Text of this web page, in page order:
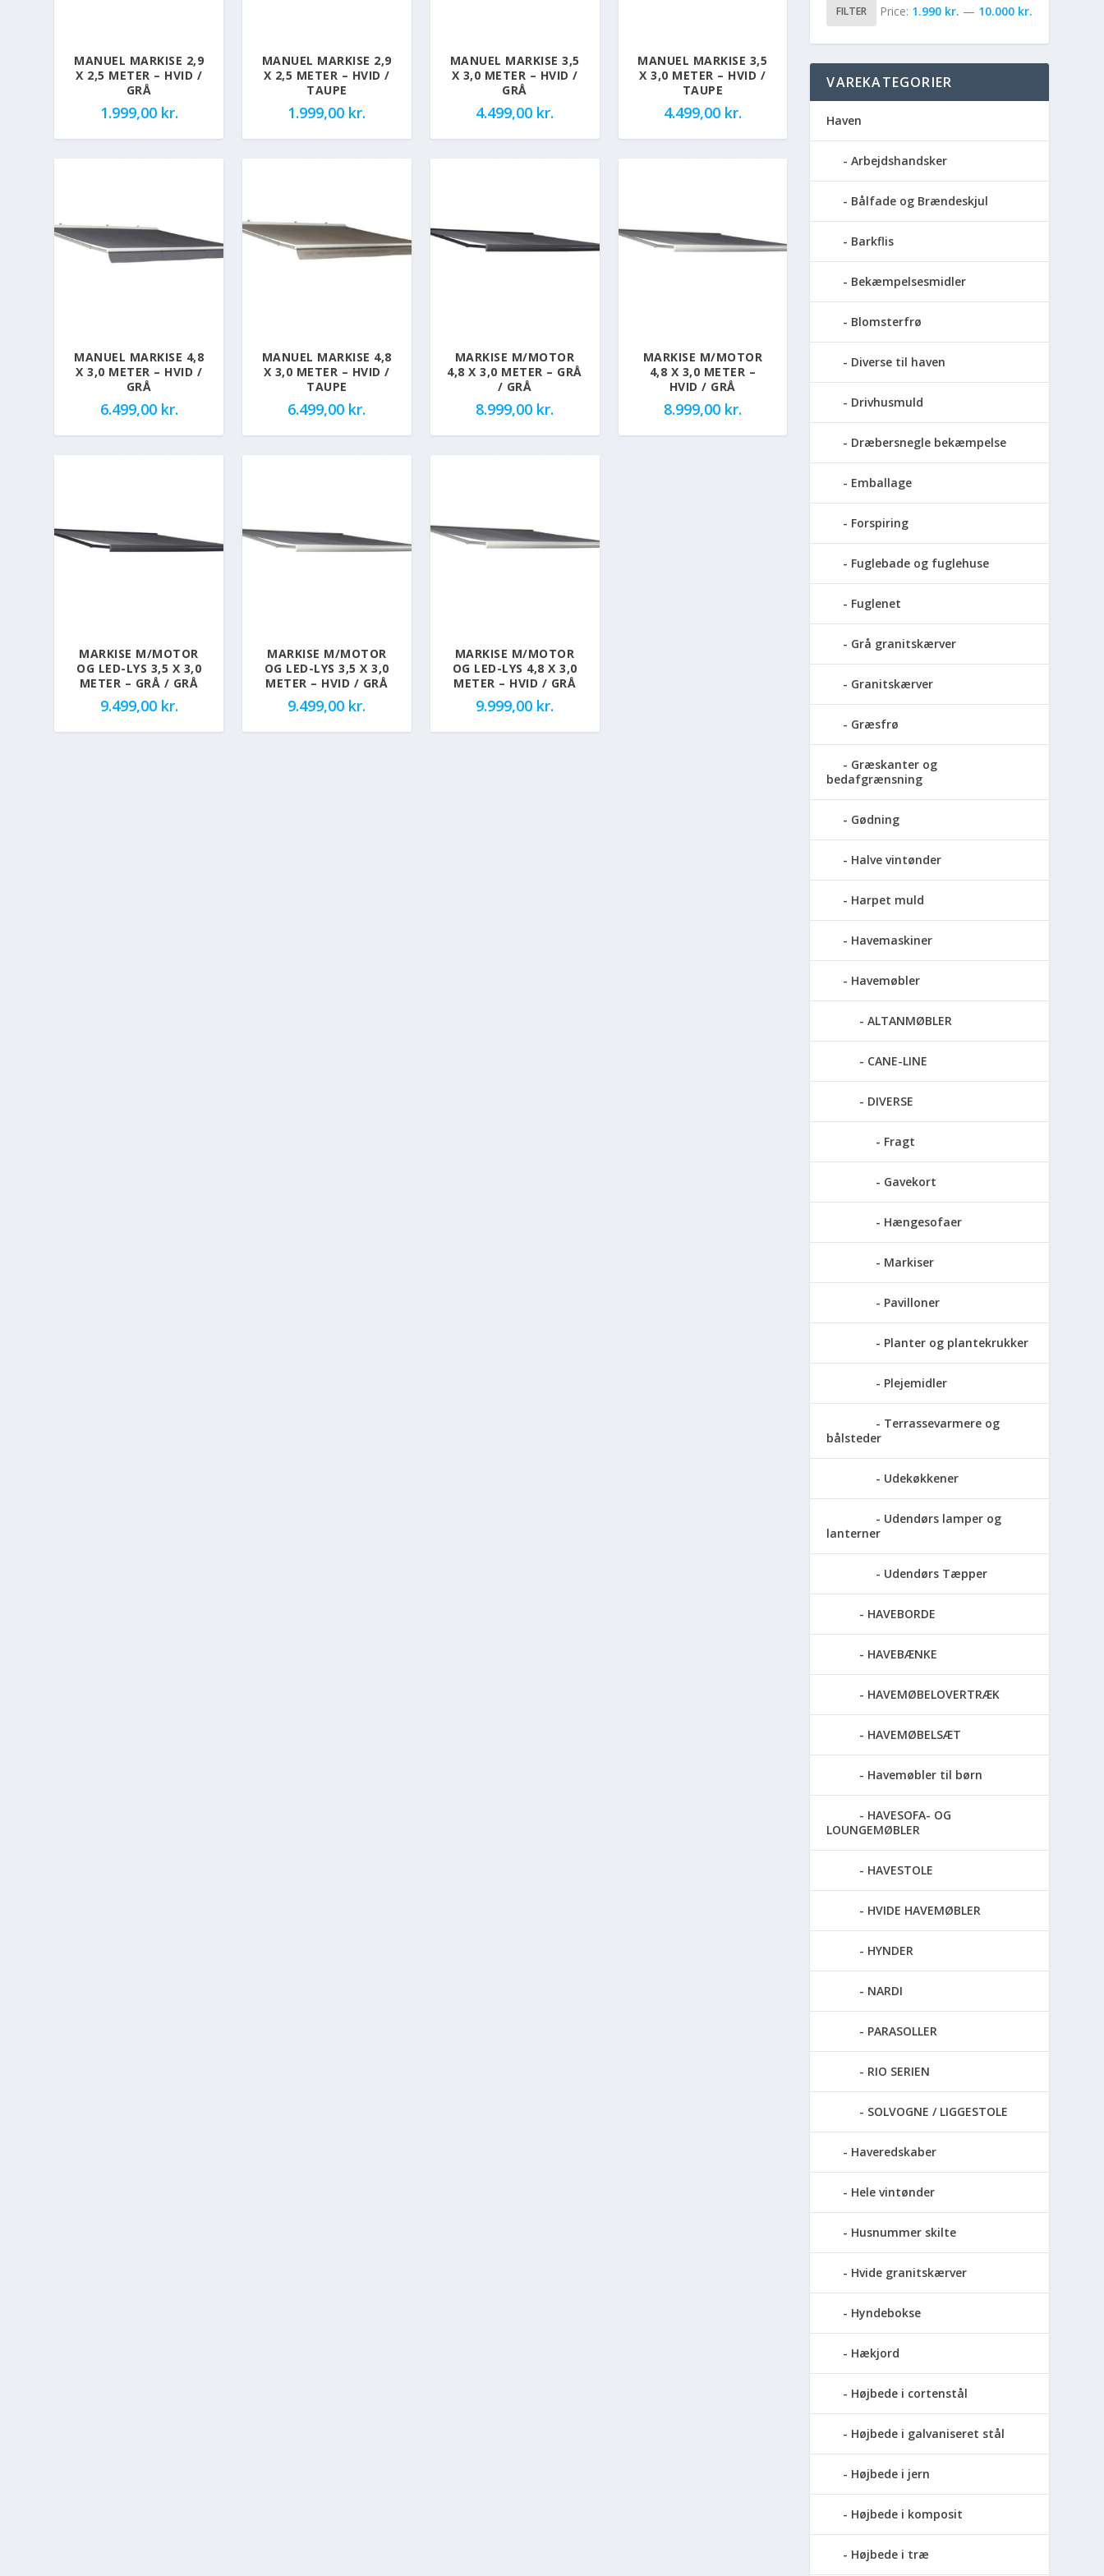
MANUEL MARKISE 2,9
X 2,5 METER – HVID /
GRÅ
1.999,00 kr.
MANUEL MARKISE 2,9
X 2,5 METER – HVID /
TAUPE
1.999,00 kr.
MANUEL MARKISE 3,5
X 3,0 METER – HVID /
GRÅ
4.499,00 kr.
MANUEL MARKISE 3,5
X 3,0 METER – HVID /
TAUPE
4.499,00 kr.
MANUEL MARKISE 4,8
X 3,0 METER – HVID /
GRÅ
6.499,00 kr.
MANUEL MARKISE 4,8
X 3,0 METER – HVID /
TAUPE
6.499,00 kr.
MARKISE M/MOTOR
4,8 X 3,0 METER – GRÅ
/ GRÅ
8.999,00 kr.
MARKISE M/MOTOR
4,8 X 3,0 METER –
HVID / GRÅ
8.999,00 kr.
MARKISE M/MOTOR
OG LED-LYS 3,5 X 3,0
METER – GRÅ / GRÅ
9.499,00 kr.
MARKISE M/MOTOR
OG LED-LYS 3,5 X 3,0
METER – HVID / GRÅ
9.499,00 kr.
MARKISE M/MOTOR
OG LED-LYS 4,8 X 3,0
METER – HVID / GRÅ
9.999,00 kr.
FILTER Price: 1.990 kr. — 10.000 kr.
VAREKATEGORIER
Haven
Arbejdshandsker
Bålfade og Brændeskjul
Barkflis
Bekæmpelsesmidler
Blomsterfrø
Diverse til haven
Drivhusmuld
Dræbersnegle bekæmpelse
Emballage
Forspiring
Fuglebade og fuglehuse
Fuglenet
Grå granitskærver
Granitskærver
Græsfrø
Græskanter og
bedafgrænsning
Gødning
Halve vintønder
Harpet muld
Havemaskiner
Havemøbler
ALTANMØBLER
CANE-LINE
DIVERSE
Fragt
Gavekort
Hængesofaer
Markiser
Pavilloner
Planter og plantekrukker
Plejemidler
Terrassevarmere og
bålsteder
Udekøkkener
Udendørs lamper og
lanterner
Udendørs Tæpper
HAVEBORDE
HAVEBÆNKE
HAVEMØBELOVERTRÆK
HAVEMØBELSÆT
Havemøbler til børn
HAVESOFA- OG
LOUNGEMØBLER
HAVESTOLE
HVIDE HAVEMØBLER
HYNDER
NARDI
PARASOLLER
RIO SERIEN
SOLVOGNE / LIGGESTOLE
Haveredskaber
Hele vintønder
Husnummer skilte
Hvide granitskærver
Hyndebokse
Hækjord
Højbede i cortenstål
Højbede i galvaniseret stål
Højbede i jern
Højbede i komposit
Højbede i træ